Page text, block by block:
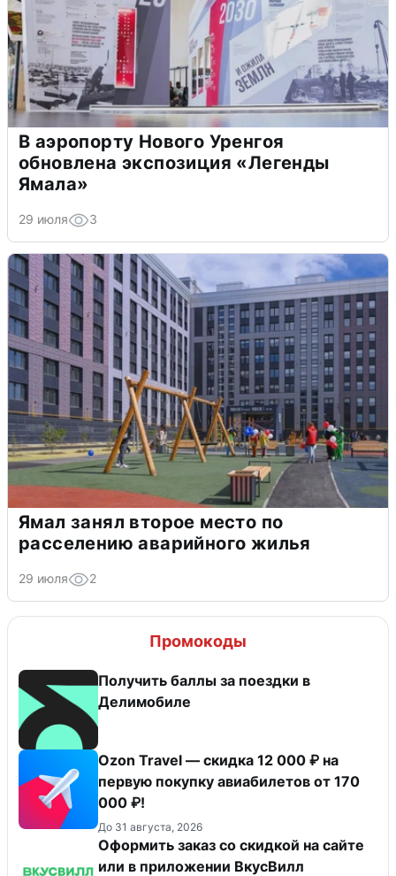
В аэропорту Нового Уренгоя
обновлена экспозиция «Легенды
Ямала»
29 июля 3
Ямал занял второе место по
расселению аварийного жилья
29 июля 2
Промокоды
Получить баллы за поездки в
Делимобиле
Ozon Travel — скидка 12 000 ₽ на
первую покупку авиабилетов от 170
000 ₽!
До 31 августа, 2026
Оформить заказ со скидкой на сайте
или в приложении ВкусВилл